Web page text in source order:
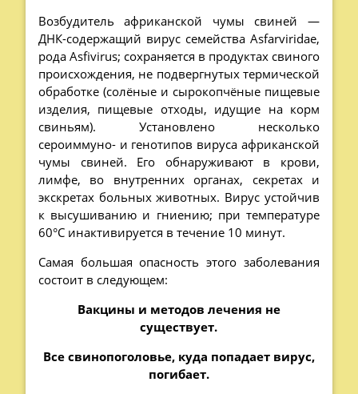
Возбудитель африканской чумы свиней —
ДНК-содержащий вирус семейства Asfarviridae,
рода Asfivirus; сохраняется в продуктах свиного
происхождения, не подвергнутых термической
обработке (солёные и сырокопчёные пищевые
изделия, пищевые отходы, идущие на корм
свиньям). Установлено несколько
сероиммуно- и генотипов вируса африканской
чумы свиней. Его обнаруживают в крови,
лимфе, во внутренних органах, секретах и
экскретах больных животных. Вирус устойчив
к высушиванию и гниению; при температуре
60°C инактивируется в течение 10 минут.
Самая большая опасность этого заболевания
состоит в следующем:
Вакцины и методов лечения не
существует.
Все свинопоголовье, куда попадает вирус,
погибает.